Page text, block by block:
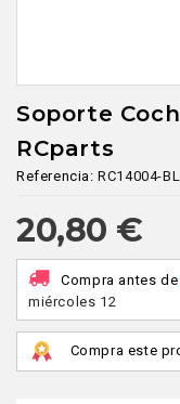
Soporte
RCparts
Referencia: RC14004-
20,80 €
Compra antes de
miércoles 12
Compra este